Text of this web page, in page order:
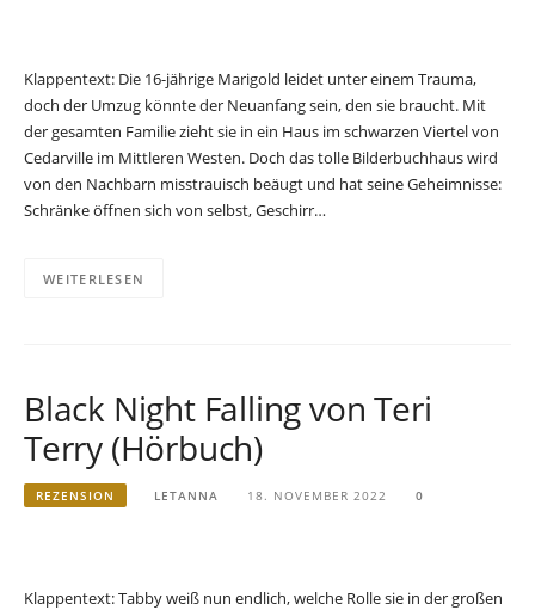
Klappentext: Die 16-jährige Marigold leidet unter einem Trauma,
doch der Umzug könnte der Neuanfang sein, den sie braucht. Mit
der gesamten Familie zieht sie in ein Haus im schwarzen Viertel von
Cedarville im Mittleren Westen. Doch das tolle Bilderbuchhaus wird
von den Nachbarn misstrauisch beäugt und hat seine Geheimnisse:
Schränke öffnen sich von selbst, Geschirr…
WEITERLESEN
Black Night Falling von Teri
Terry (Hörbuch)
REZENSION LETANNA 18. NOVEMBER 2022 0
Klappentext: Tabby weiß nun endlich, welche Rolle sie in der großen